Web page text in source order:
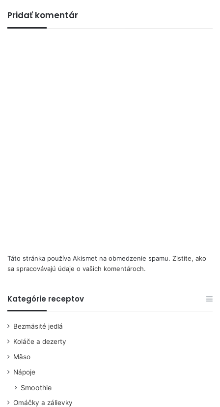
Pridať komentár
Táto stránka používa Akismet na obmedzenie spamu. Zistite, ako
sa spracovávajú údaje o vašich komentároch.
Kategórie receptov
Bezmäsité jedlá
Koláče a dezerty
Mäso
Nápoje
Smoothie
Omáčky a zálievky